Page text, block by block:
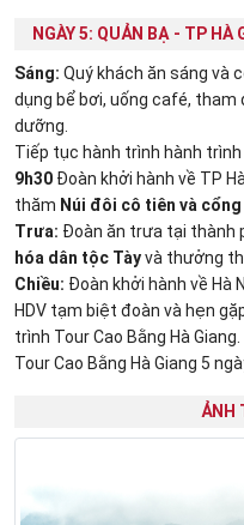
NGÀY 5: QUẢN BẠ - TP HÀ
Sáng:Quý khách ăn sáng và
dụng bể bơi, uống café, tham
dưỡng.
Tiếp tục hành trình hành trình
9h30 Đoàn khởi hành về TP
thăm Núi đôi cô tiên và
Trưa: Đoàn ăn trưa tại thành
hóa dân tộc Tàyvà thưởng
Chiều: Đoàn khởi hành về Hà
HDV tạm biệt đoàn và hẹn
trình Tour Cao Bằng Hà Giang.
Tour Cao Bằng Hà Giang 5
ẢNH